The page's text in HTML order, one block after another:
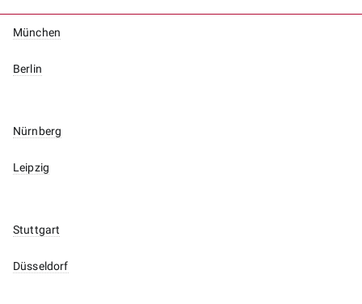
München
Berlin
Nürnberg
Leipzig
Stuttgart
Düsseldorf